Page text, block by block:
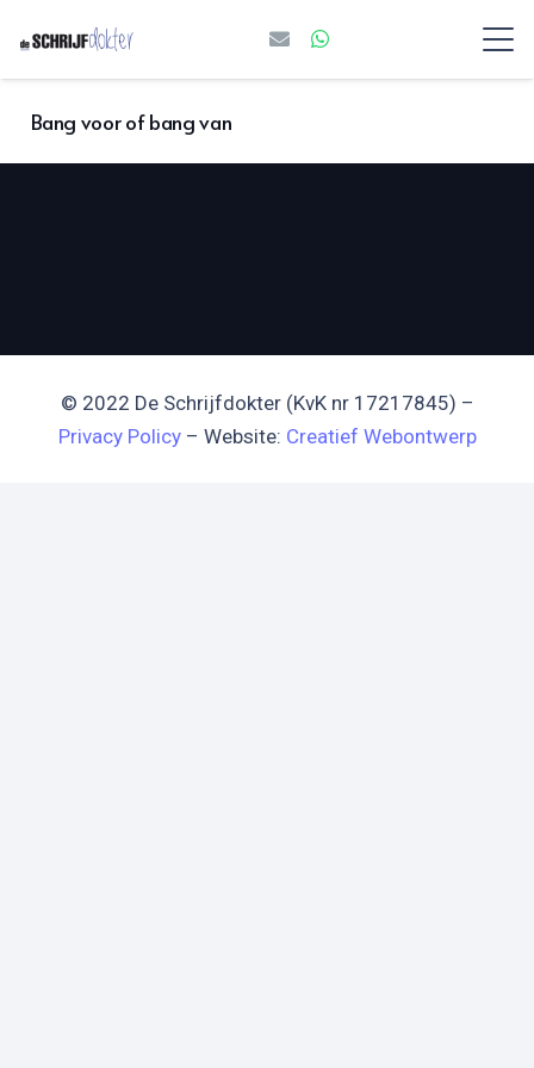
Bang voor of bang van
© 2022 De Schrijfdokter (KvK nr 17217845) –
Privacy Policy– Website: Creatief Webontwerp